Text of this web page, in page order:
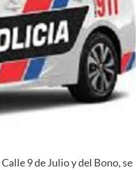
9 de Julio y del Bono, se